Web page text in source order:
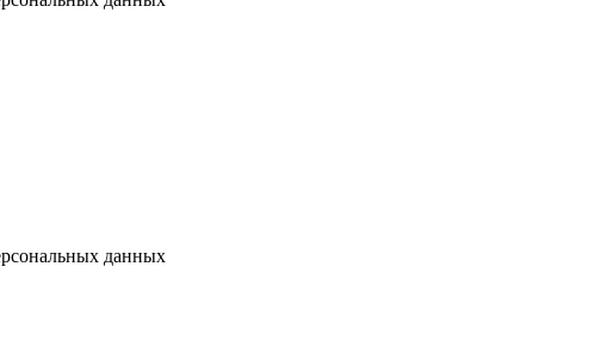
данных